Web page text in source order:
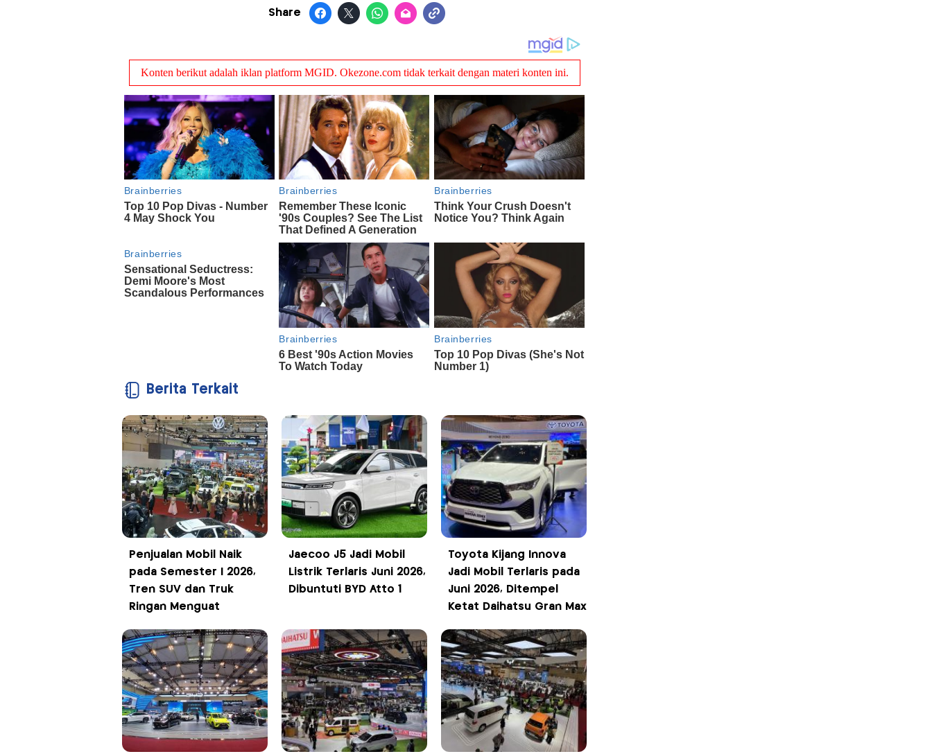
Share
Berita Terkait
Penjualan Mobil Naik
pada Semester I 2026,
Tren SUV dan Truk
Ringan Menguat
Jaecoo J5 Jadi Mobil
Listrik Terlaris Juni 2026,
Dibuntuti BYD Atto 1
Toyota Kijang Innova
Jadi Mobil Terlaris pada
Juni 2026, Ditempel
Ketat Daihatsu Gran Max